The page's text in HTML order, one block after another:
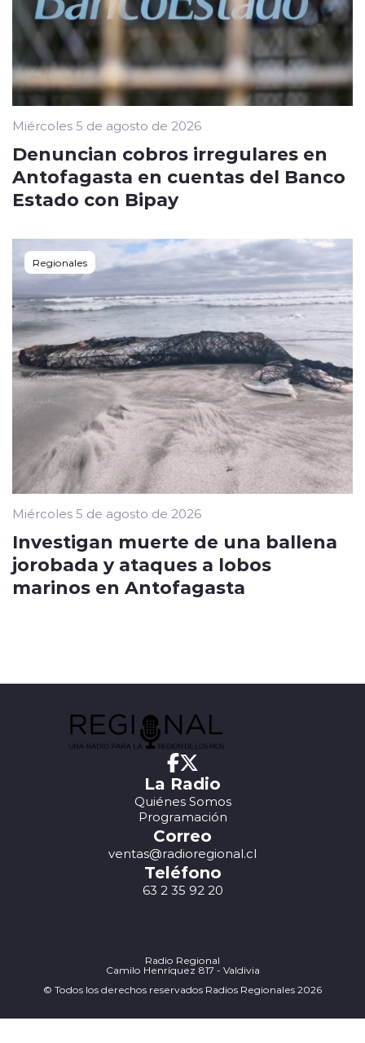
Miércoles 5 de agosto de 2026
Denuncian cobros irregulares en
Antofagasta en cuentas del Banco
Estado con Bipay
Regionales
Miércoles 5 de agosto de 2026
Investigan muerte de una ballena
jorobada y ataques a lobos
marinos en Antofagasta
La Radio
Quiénes Somos
Programación
Correo
ventas@radioregional.cl
Teléfono
63 2 35 92 20
Radio Regional
Camilo Henríquez 817 - Valdivia
© Todos los derechos reservados Radios Regionales 2026